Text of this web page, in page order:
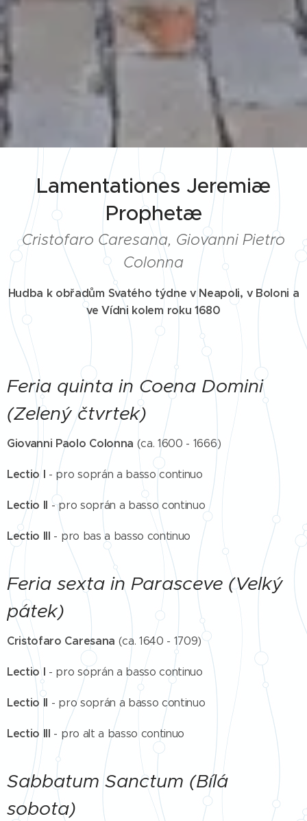
Lamentationes Jeremiæ
Prophetæ
Cristofaro Caresana, Giovanni Pietro
Colonna
Hudba k obřadům Svatého týdne v Neapoli, v Boloni a
ve Vídni kolem roku 1680
Feria quinta in Coena Domini
(Zelený čtvrtek)
Giovanni Paolo Colonna (ca. 1600 - 1666)
Lectio I - pro soprán a basso continuo
Lectio II - pro soprán a basso continuo
Lectio III - pro bas a basso continuo
Feria sexta in Parasceve (Velký
pátek)
Cristofaro Caresana (ca. 1640 - 1709)
Lectio I - pro soprán a basso continuo
Lectio II - pro soprán a basso continuo
Lectio III - pro alt a basso continuo
Sabbatum Sanctum (Bílá
sobota)